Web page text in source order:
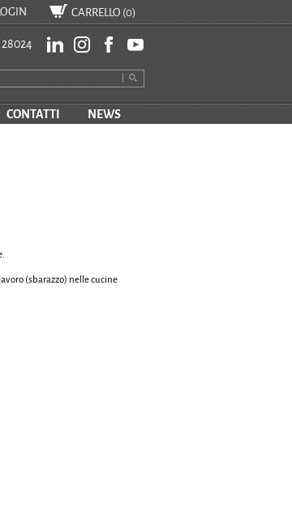
CARRELLO (0)
CONTATTI NEWS
(sbarazzo) nelle cucine